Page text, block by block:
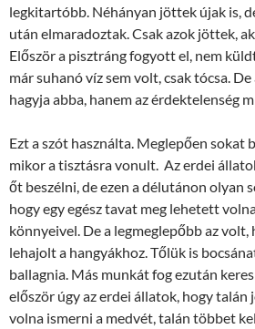
legkitartóbb. Néhányan jöttek újak is,
után elmaradoztak. Csak azok jöttek,
Először a pisztráng fogyott el, nem
már suhanó víz sem volt, csak tócsa.
hagyja abba, hanem az érdektelenség
Ezt a szót használta. Meglepően sokat
mikor a tisztásra vonult. Az erdei
őt beszélni, de ezen a délutánon olyan
hogy egy egész tavat meg lehetett
könnyeivel. De a legmeglepőbb az volt,
lehajolt a hangyákhoz. Tőlük is
ballagnia. Más munkát fog ezután
először úgy az erdei állatok, hogy talán
volna ismerni a medvét, talán többet